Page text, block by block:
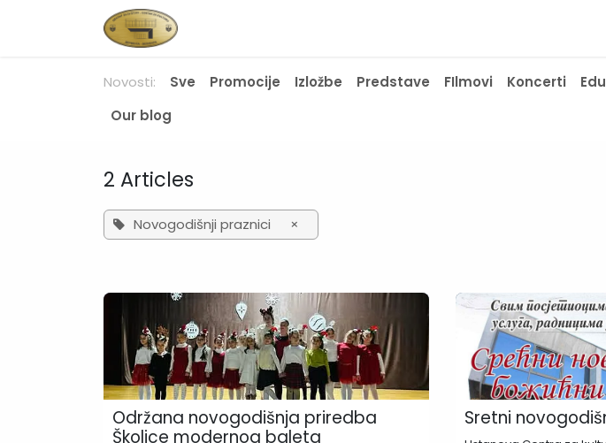
Novosti: Sve Promocije Izložbe Predstave FIlmovi Koncerti
Our blog
2 Articles
Novogodišnji praznici ×
Održana novogodišnja priredba
Školice modernog baleta
Sretni